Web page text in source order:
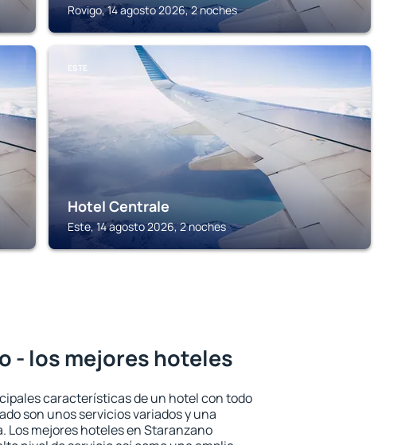
Rovigo, 14 agosto 2026, 2 noches
ESTE
Hotel Centrale
Este, 14 agosto 2026, 2 noches
- los mejores hoteles
características de un hotel con todo
son unos servicios variados y una
Los mejores hoteles en Staranzano